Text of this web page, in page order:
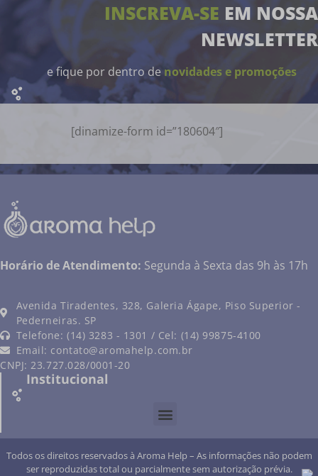
INSCREVA-SE EM NOSSA
NEWSLETTER
e fique por dentro de novidades e promoções
[dinamize-form id=”180604″]
Horário de Atendimento: Segunda à Sexta das 9h às 17h
Avenida Tiradentes, 328, Galeria Ágape, Piso Superior -
Pederneiras. SP
Telefone: (14) 3283 - 1301 / Cel: (14) 99875-4100
Email: contato@aromahelp.com.br
CNPJ: 23.727.028/0001-20
Institucional
Todos os direitos reservados à Aroma Help – As informações não podem
ser reproduzidas total ou parcialmente sem autorização prévia.